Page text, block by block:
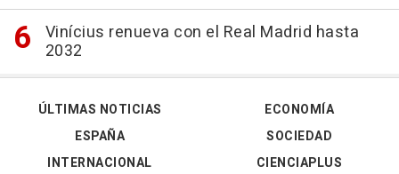
Vinícius renueva con el Real Madrid hasta
2032
ÚLTIMAS NOTICIAS
ESPAÑA
INTERNACIONAL
ECONOMÍA
SOCIEDAD
CIENCIAPLUS